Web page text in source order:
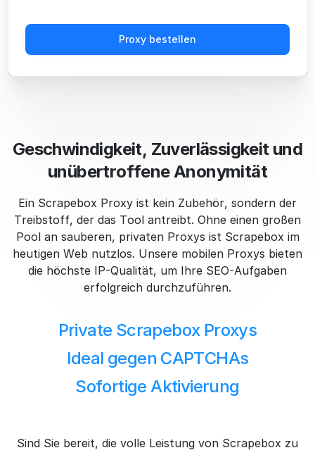
Proxy bestellen
Geschwindigkeit, Zuverlässigkeit und
unübertroffene Anonymität
Ein Scrapebox Proxy ist kein Zubehör, sondern der
Treibstoff, der das Tool antreibt. Ohne einen großen
Pool an sauberen, privaten Proxys ist Scrapebox im
heutigen Web nutzlos. Unsere mobilen Proxys bieten
die höchste IP-Qualität, um Ihre SEO-Aufgaben
erfolgreich durchzuführen.
Private Scrapebox Proxys
Ideal gegen CAPTCHAs
Sofortige Aktivierung
Sind Sie bereit, die volle Leistung von Scrapebox zu